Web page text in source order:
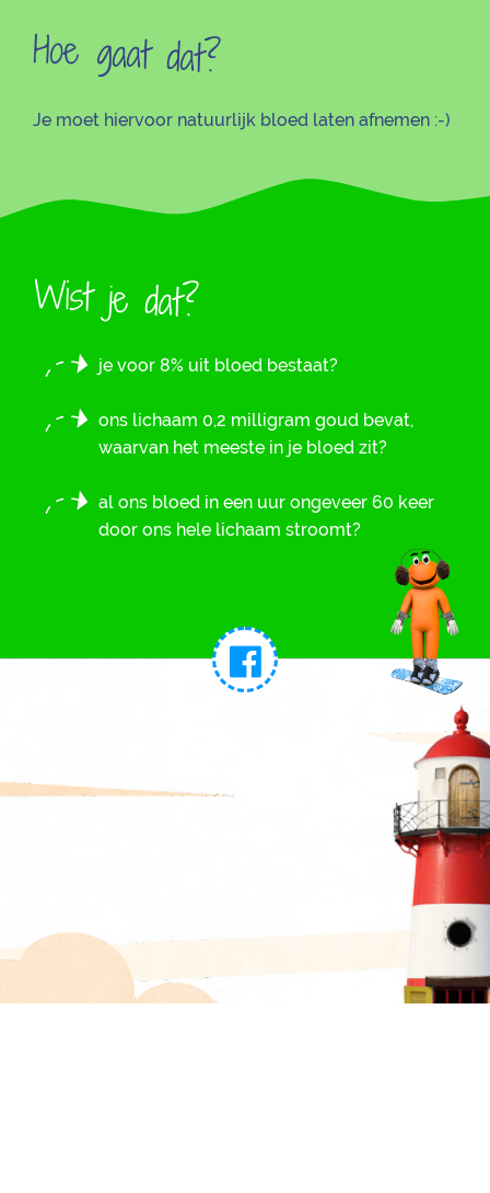
Hoe gaat dat?
Je moet hiervoor natuurlijk bloed laten afnemen :-)
Wist je dat?
je voor 8% uit bloed bestaat?
ons lichaam 0,2 milligram goud bevat,
waarvan het meeste in je bloed zit?
al ons bloed in een uur ongeveer 60 keer
door ons hele lichaam stroomt?